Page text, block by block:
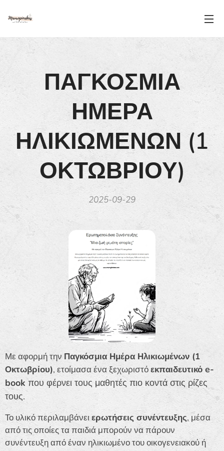
ΠΑΓΚΟΣΜΙΑ
ΗΜΕΡΑ
ΗΛΙΚΙΩΜΕΝΩΝ (1
ΟΚΤΩΒΡΙΟΥ)
2025-09-29
Με αφορμή την Παγκόσμια Ημέρα Ηλικιωμένων (1
Οκτωβρίου), ετοίμασα ένα ξεχωριστόεκπαιδευτικό e-
book που φέρνει τους μαθητές πιο κοντά στις ρίζες
τους.
Το υλικό περιλαμβάνειερωτήσεις συνέντευξης, μέσα
από τις οποίες τα παιδιά μπορούν να πάρουν
συνέντευξη από έναν ηλικιωμένο του οικογενειακού ή